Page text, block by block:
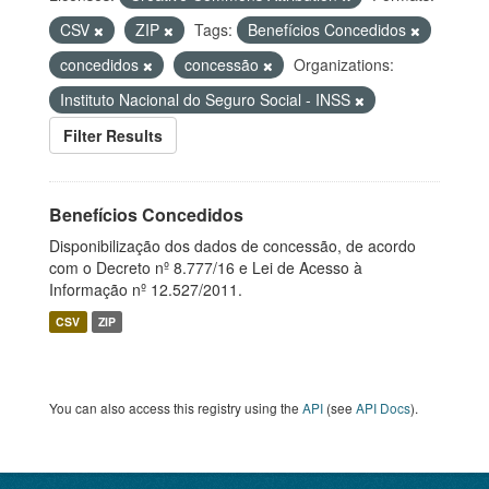
CSV
ZIP Tags:
Benefícios Concedidos
concedidos
concessão
Organizations:
Instituto Nacional do Seguro Social - INSS
Filter Results
Benefícios Concedidos
Disponibilização dos dados de concessão, de acordo
com o Decreto nº 8.777/16 e Lei de Acesso à
Informação nº 12.527/2011.
CSV ZIP
You can also access this registry using the API (see API Docs).